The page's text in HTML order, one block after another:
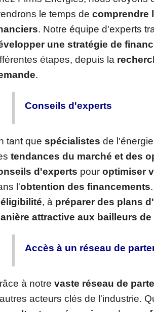
le temps de comprendre
. Notre équipe d'experts
une stratégie de
étapes, depuis la
.
Conseils d'experts
tant que spécialistes de
tendances du marché et des
d'experts pour optimiser
l'obtention des financements
, à préparer des plans
attractive aux bailleurs
Accès à un réseau de
à notre vaste réseau de
acteurs clés de l'industrie.